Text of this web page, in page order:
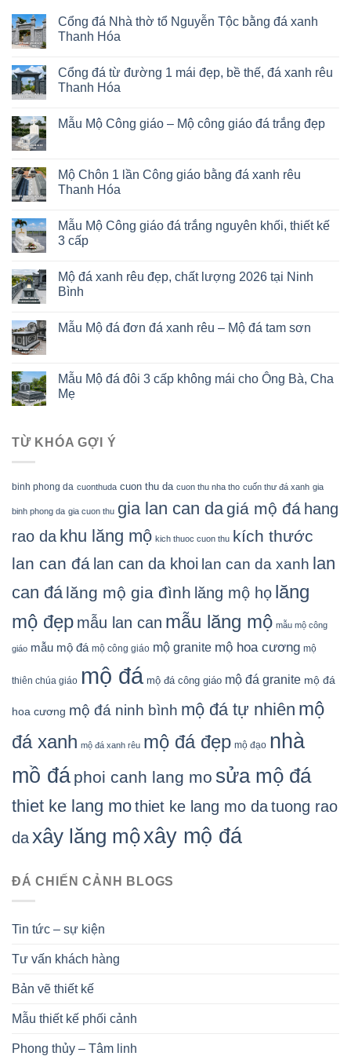
Cổng đá Nhà thờ tổ Nguyễn Tộc bằng đá xanh
Thanh Hóa
Cổng đá từ đường 1 mái đẹp, bề thế, đá xanh rêu
Thanh Hóa
Mẫu Mộ Công giáo – Mộ công giáo đá trắng đẹp
Mộ Chôn 1 lần Công giáo bằng đá xanh rêu
Thanh Hóa
Mẫu Mộ Công giáo đá trắng nguyên khối, thiết kế
3 cấp
Mộ đá xanh rêu đẹp, chất lượng 2026 tại Ninh
Bình
Mẫu Mộ đá đơn đá xanh rêu – Mộ đá tam sơn
Mẫu Mộ đá đôi 3 cấp không mái cho Ông Bà, Cha
Mẹ
TỪ KHÓA GỢI Ý
binh phong da cuonthuda cuon thu da cuon thu nha tho cuốn thư đá xanh gia
binh phong da gia cuon thu gia lan can dagiá mộ đá hang
rao da khu lăng mộ kich thuoc cuon thu kích thước
lan can đá lan can da khoi lan can da xanh lan
can đá lăng mộ gia đình lăng mộ họ lăng
mộ đẹp mẫu lan can mẫu lăng mộ mẫu mộ công
giáo mẫu mộ đá mộ công giáo mộ granite mộ hoa cương mộ
thiên chúa giáo mộ đá mộ đá công giáo mộ đá granite mộ đá
hoa cương mộ đá ninh bình mộ đá tự nhiên mộ
đá xanh mộ đá xanh rêu mộ đá đẹp mộ đạo nhà
mồ đá phoi canh lang mo sửa mộ đá
thiet ke lang mothiet ke lang mo datuong rao
daxây lăng mộxây mộ đá
ĐÁ CHIẾN CẢNH BLOGS
Tin tức – sự kiện
Tư vấn khách hàng
Bản vẽ thiết kế
Mẫu thiết kế phối cảnh
Phong thủy – Tâm linh